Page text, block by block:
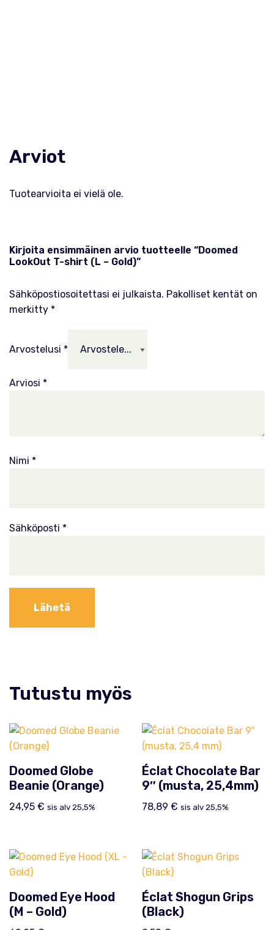
Arviot
Tuotearvioita ei vielä ole.
Kirjoita ensimmäinen arvio tuotteelle “Doomed
LookOut T-shirt (L – Gold)”
Sähköpostiosoitettasi ei julkaista. Pakolliset kentät on
merkitty *
Arvostelusi *
Arviosi *
Nimi *
Sähköposti *
Tutustu myös
Doomed Globe
Beanie (Orange)
24,95 € sis alv 25,5%
Éclat Chocolate Bar
9″ (musta, 25,4mm)
78,89€ sis alv 25,5%
Doomed Eye Hood
(M – Gold)
Éclat Shogun Grips
(Black)